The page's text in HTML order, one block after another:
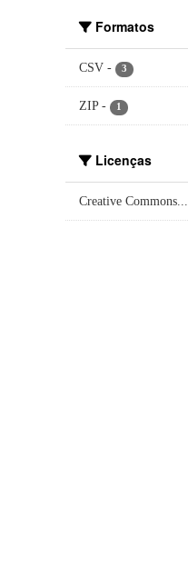
Formatos
CSV - 3
ZIP - 1
Licenças
Creative Commons...